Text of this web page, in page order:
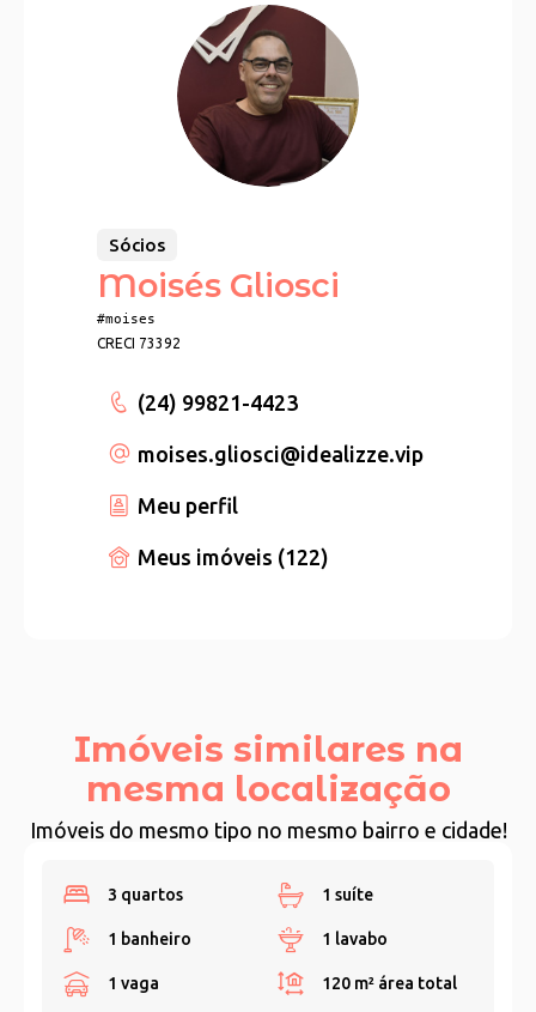
Sócios
Moisés Gliosci
#moises
CRECI 73392
(24) 99821-4423
moises.gliosci@idealizze.vip
Meu perfil
Meus imóveis (122)
Imóveis similares na
mesma localização
Imóveis do mesmo tipo no mesmo bairro e cidade!
3 quartos 1 suíte
1 banheiro 1 lavabo
1 vaga 120 m² área total